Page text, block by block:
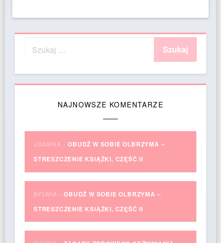
NAJNOWSZE KOMENTARZE
JOANNA -OBUDŹ W SOBIE OLBRZYMA –
STRESZCZENIE KSIĄŻKI, CZĘŚĆ II
SYLWIA -OBUDŹ W SOBIE OLBRZYMA –
STRESZCZENIE KSIĄŻKI, CZĘŚĆ II